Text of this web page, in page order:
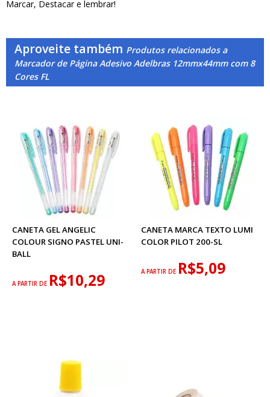
Marcar, Destacar e lembrar!
Aproveite também Produtos relacionados a
Marcador de Página Adesivo Adelbras 12mmx44mm com 8
Cores FL
CANETA GEL ANGELIC
COLOUR SIGNO PASTEL UNI-
BALL
A PARTIR DE R$10,29
CANETA MARCA TEXTO LUMI
COLOR PILOT 200-SL
A PARTIR DE R$5,09